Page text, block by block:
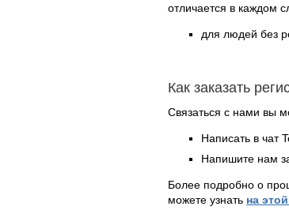
отличается в каждом
для людей без
Как заказать
Связаться с нами вы
Написать в чат
Напишите нам
Более подробно о
можете узнать на